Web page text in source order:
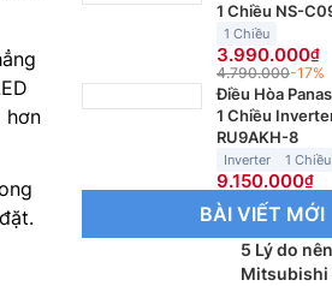
hơn
1 Chiều NS-
1 Chiều
3.990.000
4.790.000-17%
Điều Hòa
1 Chiều
RU9AKH-8
Inverter 1 Chiều
9.150.000
BÀI VIẾT MỚI
5 Lý do
Mitsubishi